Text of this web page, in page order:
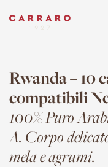
Rwanda – 10
compatibili
100% Puro
A. Corpo
mela e agrumi.